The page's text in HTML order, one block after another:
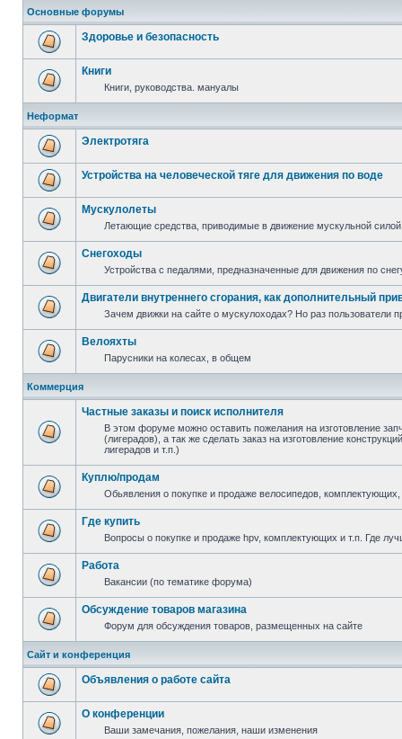
Основные форумы
Здоровье и безопасность
Книги
Книги, руководства. мануалы
Неформат
Электротяга
Устройства на человеческой тяге для движения по воде
Мускулолеты
Летающие средства, приводимые в движение мускульной силой
Снегоходы
Устройства с педалями, предназначенные для движения по
Двигатели внутреннего сгорания, как дополнительный
Зачем движки на сайте о мускулоходах? Но раз пользователи
Велояхты
Парусники на колесах, в общем
Коммерция
Частные заказы и поиск исполнителя
В этом форуме можно оставить пожелания на изготовление
(лигерадов), а так же сделать заказ на изготовление
лигерадов и т.п.)
Куплю/продам
Обьявления о покупке и продаже велосипедов,
Где купить
Вопросы о покупке и продаже hpv, комплектующих и т.п. Где
Работа
Вакансии (по тематике форума)
Обсуждение товаров магазина
Форум для обсуждения товаров, размещенных на сайте
Сайт и конференция
Объявления о работе сайта
О конференции
Ваши замечания, пожелания, наши изменения